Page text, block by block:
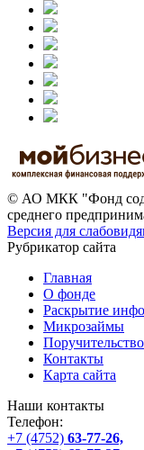
© АО МКК "Фонд
среднего
Версия для
Рубрикатор сайта
Главная
О фонде
Раскрытие
Микрозаймы
Поручительство
Контакты
Карта сайта
Наши контакты
Телефон:
+7 (4752) 63-77-26,